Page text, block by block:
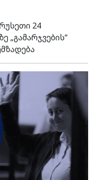
24
„გამარჯვების“